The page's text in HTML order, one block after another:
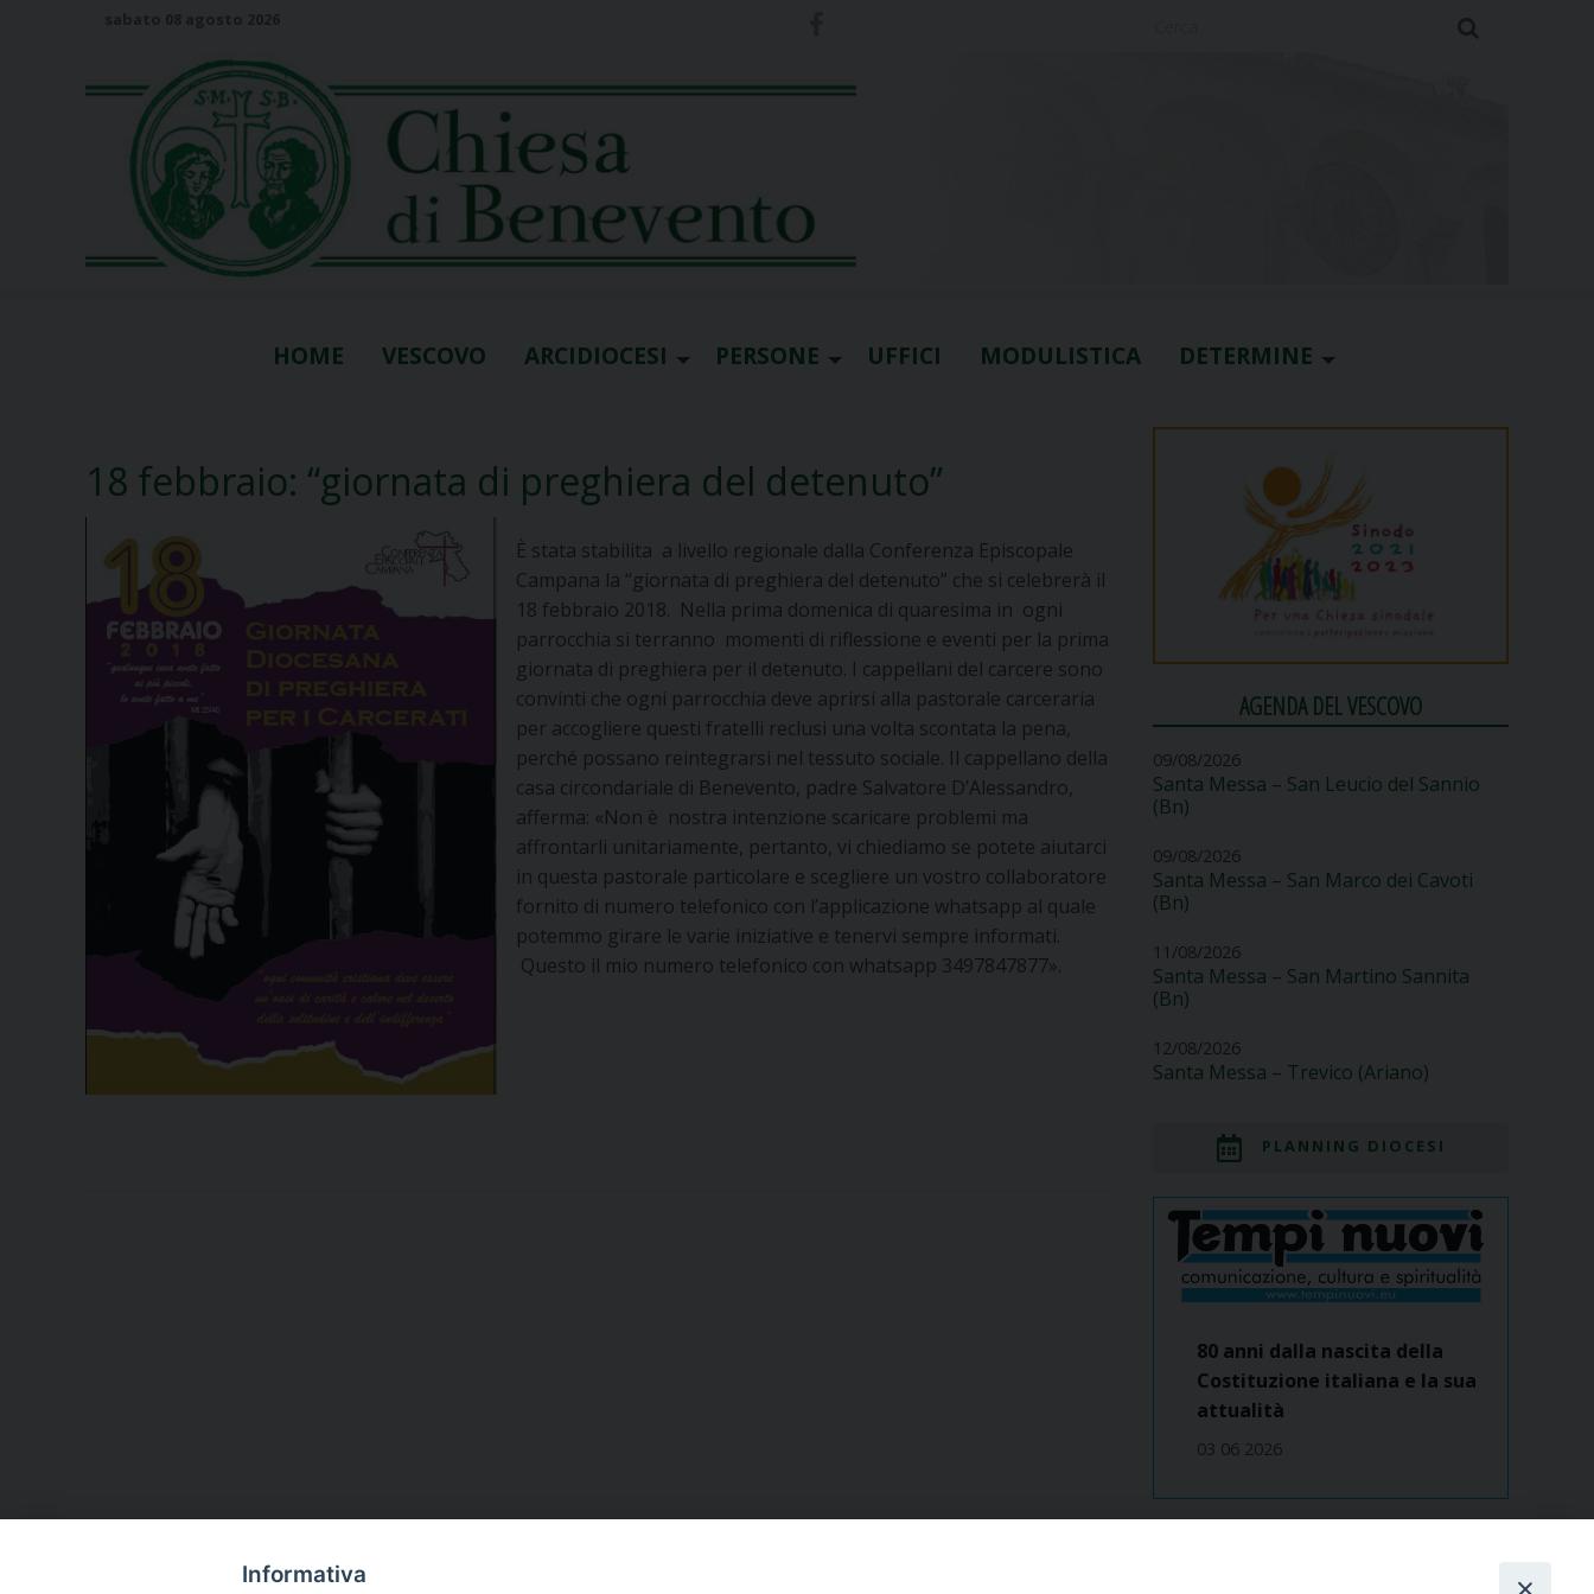
HOME VESCOVO ARCIDIOCESI PERSONE UFFICI MODULISTICA DETERMINE
18 febbraio: “giornata di preghiera del detenuto”
È stata stabilita a livello regionale dalla Conferenza Episcopale
Campana la “giornata di preghiera del detenuto” che si celebrerà il
18 febbraio 2018. Nella prima domenica di quaresima in ogni
parrocchia si terranno momenti di riflessione e eventi per la prima
giornata di preghiera per il detenuto. I cappellani del carcere sono
convinti che ogni parrocchia deve aprirsi alla pastorale carceraria
per accogliere questi fratelli reclusi una volta scontata la pena,
perché possano reintegrarsi nel tessuto sociale. Il cappellano della
casa circondariale di Benevento, padre Salvatore D’Alessandro,
afferma: «Non è nostra intenzione scaricare problemi ma
affrontarli unitariamente, pertanto, vi chiediamo se potete aiutarci
in questa pastorale particolare e scegliere un vostro collaboratore
fornito di numero telefonico con l’applicazione whatsapp al quale
potemmo girare le varie iniziative e tenervi sempre informati.
Questo il mio numero telefonico con whatsapp 3497847877».
AGENDA DEL VESCOVO
09/08/2026
Santa Messa – San Leucio del Sannio
(Bn)
09/08/2026
Santa Messa – San Marco dei Cavoti
(Bn)
11/08/2026
Santa Messa – San Martino Sannita
(Bn)
12/08/2026
Santa Messa – Trevico (Ariano)
PLANNING DIOCESI
80 anni dalla nascita della
Costituzione italiana e la sua
attualità
03 06 2026
Informativa